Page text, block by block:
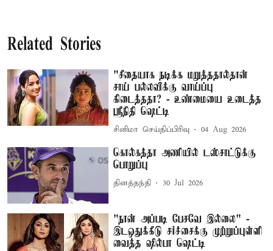
Related Stories
"சீதையாக நடிக்க மறுத்ததால்தான்
சாய் பல்லவிக்கு வாய்ப்பு
கிடைத்ததா? - உண்மையை உடைத்த
ஸ்ரீநிதி ஷெட்டி
சினிமா செய்திப்பிரிவு 04 Aug 2026
கொல்கத்தா அணியில் டஸ்சாட்டுக்கு
பொறுப்பு
தினத்தந்தி 30 Jul 2026
"நான் அப்படி பேசவே இல்லை" -
இடஒதுக்கீடு சர்ச்சைக்கு முற்றுப்புள்ளி
வைத்த ஷில்பா ஷெட்டி